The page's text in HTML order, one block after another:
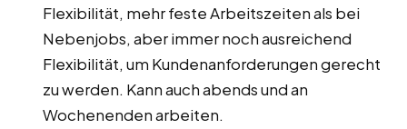
Flexibilität, mehr feste Arbeitszeiten als bei
Nebenjobs, aber immer noch ausreichend
Flexibilität, um Kundenanforderungen gerecht
zu werden. Kann auch abends und an
Wochenenden arbeiten.